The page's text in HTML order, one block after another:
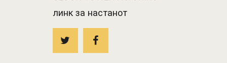
линк за настанот